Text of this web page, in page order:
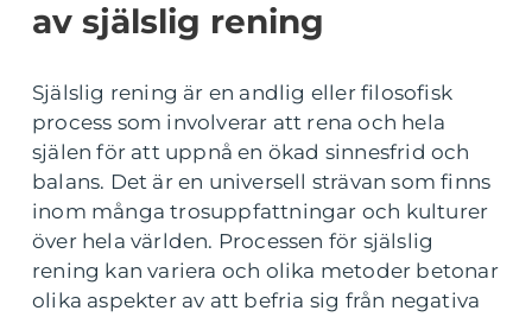
av själslig rening
Själslig rening är en andlig eller filosofisk
process som involverar att rena och hela
själen för att uppnå en ökad sinnesfrid och
balans. Det är en universell strävan som finns
inom många trosuppfattningar och kulturer
över hela världen. Processen för själslig
rening kan variera och olika metoder betonar
olika aspekter av att befria sig från negativa